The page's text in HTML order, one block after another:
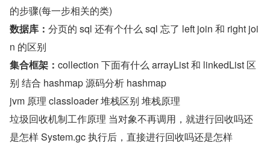
的步骤(每一步相关的类)
数据库： 分页的 sql 还有个什么 sql 忘了 left join 和 right joi
n 的区别
集合框架： collection 下面有什么 arrayList 和 linkedList 区
别 结合 hashmap 源码分析 hashmap
jvm 原理 classloader 堆栈区别 堆栈原理
垃圾回收机制工作原理 当对象不再调用，就进行回收吗还
是怎样 System.gc 执行后，直接进行回收吗还是怎样